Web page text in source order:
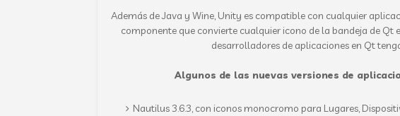
Además de Java y Wine, Unity es compatible con cualquier
componente que convierte cualquier icono de la bandeja de Qt
desarrolladores de aplicaciones en Qt
Algunos de las nuevas versiones de
Nautilus 3.6.3, con iconos monocromo para Lugares,